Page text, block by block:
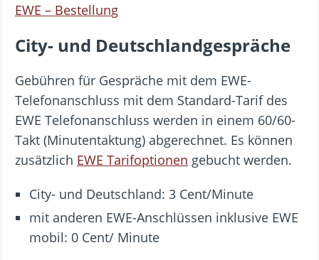
EWE – Bestellung
City- und Deutschlandgespräche
Gebühren für Gespräche mit dem EWE-
Telefonanschluss mit dem Standard-Tarif des
EWE Telefonanschluss werden in einem 60/60-
Takt (Minutentaktung) abgerechnet. Es können
zusätzlich EWE Tarifoptionen gebucht werden.
City- und Deutschland: 3 Cent/Minute
mit anderen EWE-Anschlüssen inklusive EWE
mobil: 0 Cent/ Minute